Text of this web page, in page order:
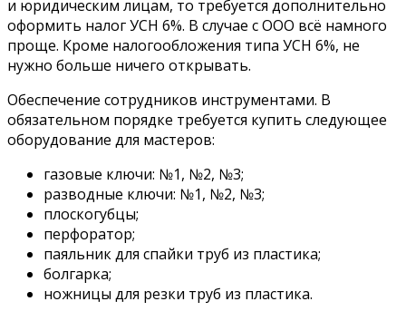
и юридическим лицам, то требуется дополнительно
оформить налог УСН 6%. В случае с ООО всё намного
проще. Кроме налогообложения типа УСН 6%, не
нужно больше ничего открывать.
Обеспечение сотрудников инструментами. В
обязательном порядке требуется купить следующее
оборудование для мастеров:
газовые ключи: №1, №2, №3;
разводные ключи: №1, №2, №3;
плоскогубцы;
перфоратор;
паяльник для спайки труб из пластика;
болгарка;
ножницы для резки труб из пластика.